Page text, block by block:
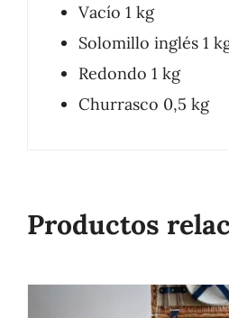
Vacío 1 kg
Solomillo inglés 1
Redondo 1 kg
Churrasco 0,5 kg
Productos